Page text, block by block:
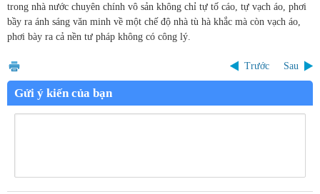
trong nhà nước chuyên chính vô sản không chỉ tự tố cáo, tự vạch áo, phơi
bầy ra ánh sáng văn minh về một chế độ nhà tù hà khắc mà còn vạch áo,
phơi bày ra cả nền tư pháp không có công lý.
Trước Sau
Gửi ý kiến của bạn